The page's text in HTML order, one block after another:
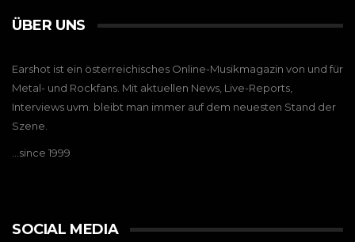
ÜBER UNS
Earshot ist ein österreichisches Online-Musikmagazin von und für
Metal- und Rockfans. Mit aktuellen News, Live-Reports,
Interviews uvm. bleibt man immer auf dem neuesten Stand der
Szene.
…since 1999
SOCIAL MEDIA